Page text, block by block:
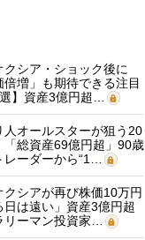
クシア・ショック後に
倍増」も期待できる注目
】資産3億円超…
人オールスターが狙う20
「総資産69億円超」90歳
レーダーから“1…
クシアが再び株価10万円
日は遠い」資産3億円超
リーマン投資家…